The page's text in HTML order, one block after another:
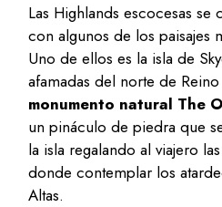
Las Highlands escocesas
con algunos de los paisajes
Uno de ellos es la isla de
afamadas del norte de
monumento natural The
un pináculo de piedra que
la isla regalando al viajero
donde contemplar los
Altas.